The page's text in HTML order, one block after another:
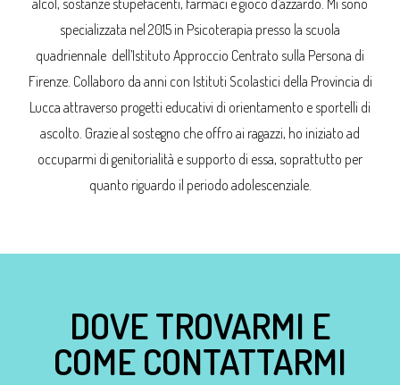
specializzata nel 2015 in Psicoterapia presso la scuola
quadriennale dell’Istituto Approccio Centrato sulla Persona di
Firenze. Collaboro da anni con Istituti Scolastici della Provincia di
Lucca attraverso progetti educativi di orientamento e sportelli di
ascolto. Grazie al sostegno che offro ai ragazzi, ho iniziato ad
occuparmi di genitorialità e supporto di essa, soprattutto per
quanto riguardo il periodo adolescenziale.
DOVE TROVARMI E
COME CONTATTARMI